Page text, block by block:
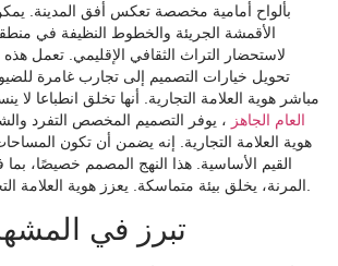
بألواح أمامية مخصصة تعكس أفق المدينة.
الأقمشة الجريئة والخطوط النظيفة في
لاستحضار التراث الثقافي الإقليمي. تعمل
تحويل خيارات التصميم إلى تجارب غامرة
مباشر هوية العلامة التجارية. أنها تخلق انطباعا لا
العام الجاهز ، يوفر التصميم المخصص التفرد
هوية العلامة التجارية. إنه يضمن أن تكون
القيم الأساسية. هذا النهج المصمم خصيصًا،
تبرز في